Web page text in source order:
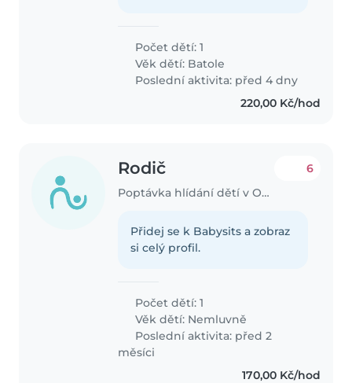
Počet dětí: 1
Věk dětí: Batole
Poslední aktivita: před 4 dny
220,00 Kč/hod
Rodič
Poptávka hlídání dětí v Ostrava
6
Přidej se k Babysits a zobraz
si celý profil.
Počet dětí: 1
Věk dětí: Nemluvně
Poslední aktivita: před 2
měsíci
170,00 Kč/hod